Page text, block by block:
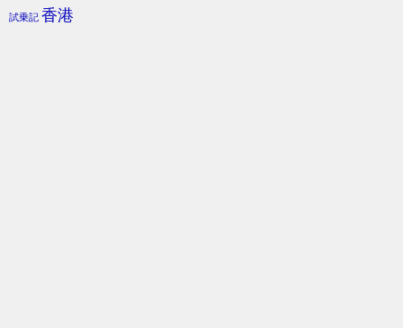
試乗記 香港